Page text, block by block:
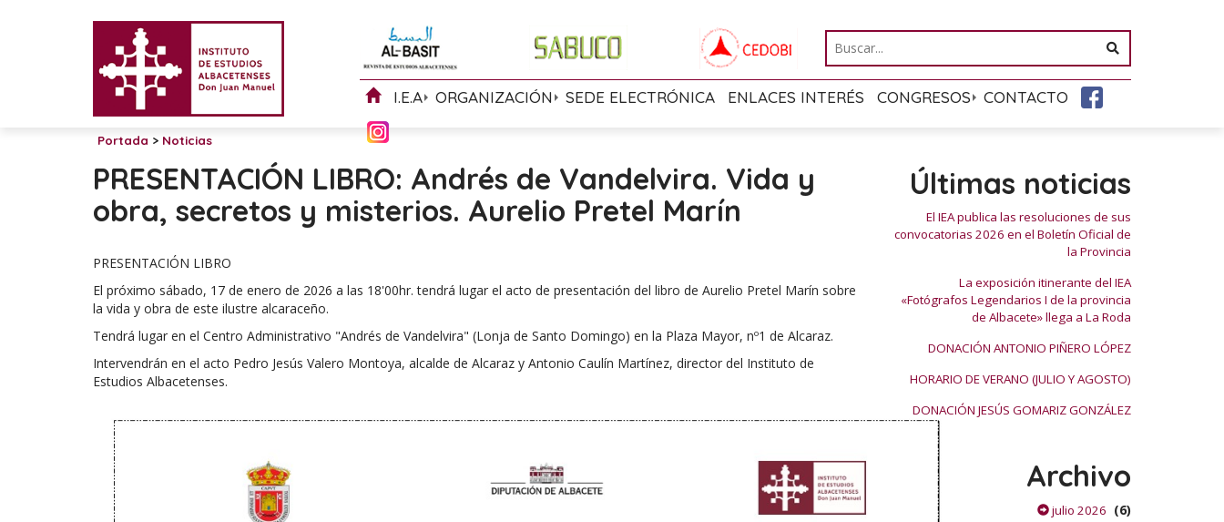
I.E.A ORGANIZACIÓN SEDE ELECTRÓNICA ENLACES INTERÉS CONGRESOS CONTACTO
Portada > Noticias
PRESENTACIÓN LIBRO: Andrés de Vandelvira. Vida y
obra, secretos y misterios. Aurelio Pretel Marín
PRESENTACIÓN LIBRO
El próximo sábado, 17 de enero de 2026 a las 18'00hr. tendrá lugar el acto de presentación del libro de Aurelio Pretel Marín sobre
la vida y obra de este ilustre alcaraceño.
Tendrá lugar en el Centro Administrativo "Andrés de Vandelvira" (Lonja de Santo Domingo) en la Plaza Mayor, nº1 de Alcaraz.
Intervendrán en el acto Pedro Jesús Valero Montoya, alcalde de Alcaraz y Antonio Caulín Martínez, director del Instituto de
Estudios Albacetenses.
Últimas noticias
El IEA publica las resoluciones de sus
convocatorias 2026 en el Boletín Oficial de
la Provincia
La exposición itinerante del IEA
«Fotógrafos Legendarios I de la provincia
de Albacete» llega a La Roda
DONACIÓN ANTONIO PIÑERO LÓPEZ
HORARIO DE VERANO (JULIO Y AGOSTO)
DONACIÓN JESÚS GOMARIZ GONZÁLEZ
Archivo
julio 2026 (6)